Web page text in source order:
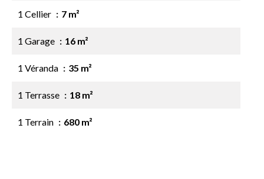
1 Cellier 7 m²
1 Garage 16 m²
1 Véranda 35 m²
1 Terrasse 18 m²
1 Terrain 680 m²